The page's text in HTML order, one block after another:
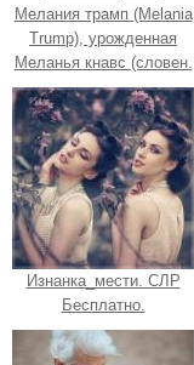
Мелания трамп (Melania
Trump), урожденная
Меланья кнавс (словен.
Изнанка_мести. СЛР
Бесплатно.